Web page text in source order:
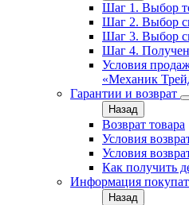
Шаг 1. Выбор
Шаг 2. Выбор
Шаг 3. Выбор
Шаг 4.
Условия
«Механик
Гарантии и возврат
Назад
Возврат товара
Условия
Условия
Как получить
Информация
Назад